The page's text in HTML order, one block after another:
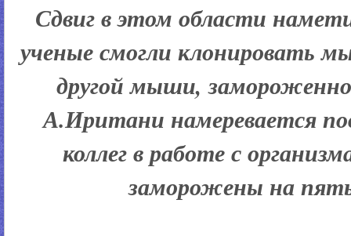
Сдвиг в этом области
ученые смогли клонировать
другой мыши,
А.Иритани намеревается
коллег в работе с
заморожены на